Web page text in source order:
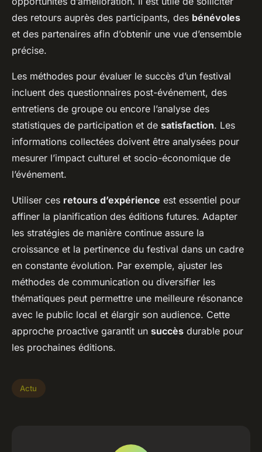
des retours auprès des participants, des bénévoles
et des partenaires afin d’obtenir une vue d’ensemble
précise.
Les méthodes pour évaluer le succès d’un festival
incluent des questionnaires post-événement, des
entretiens de groupe ou encore l’analyse des
statistiques de participation et de satisfaction. Les
informations collectées doivent être analysées pour
mesurer l’impact culturel et socio-économique de
l’événement.
Utiliser ces retours d’expérience est essentiel pour
affiner la planification des éditions futures. Adapter
les stratégies de manière continue assure la
croissance et la pertinence du festival dans un cadre
en constante évolution. Par exemple, ajuster les
méthodes de communication ou diversifier les
thématiques peut permettre une meilleure résonance
avec le public local et élargir son audience. Cette
approche proactive garantit un succès durable pour
les prochaines éditions.
Actu